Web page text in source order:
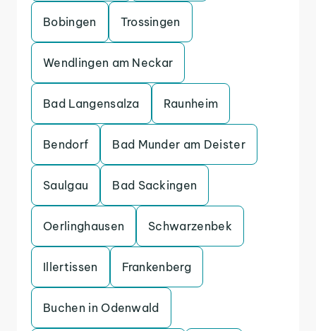
Bobingen Trossingen
Wendlingen am Neckar
Bad Langensalza Raunheim
Bendorf Bad Munder am Deister
Saulgau Bad Sackingen
Oerlinghausen Schwarzenbek
Illertissen Frankenberg
Buchen in Odenwald